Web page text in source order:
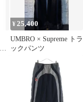
¥25,400
UMBRO × Supreme トラ
ックパンツ